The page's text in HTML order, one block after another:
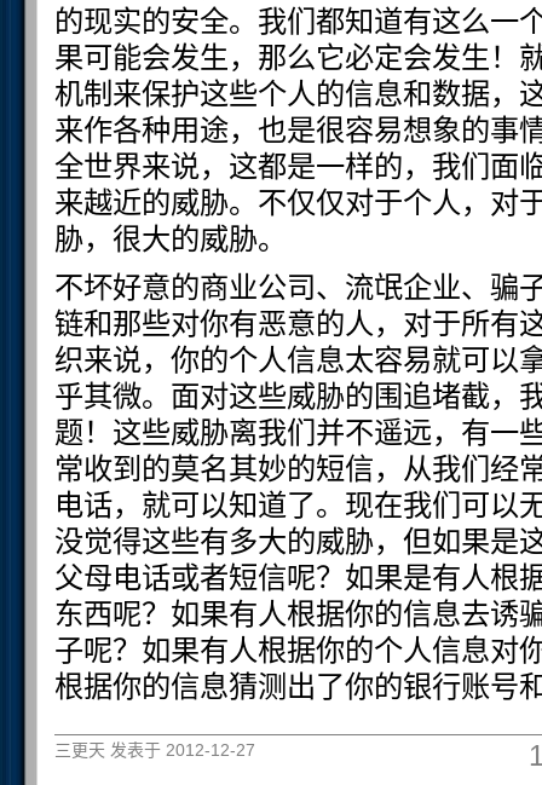
的现实的安全。我们都知道有这么一
果可能会发生，那么它必定会发生！
机制来保护这些个人的信息和数据，
来作各种用途，也是很容易想象的事
全世界来说，这都是一样的，我们面
来越近的威胁。不仅仅对于个人，对
胁，很大的威胁。
不坏好意的商业公司、流氓企业、骗
链和那些对你有恶意的人，对于所有
织来说，你的个人信息太容易就可以
乎其微。面对这些威胁的围追堵截，
题！这些威胁离我们并不遥远，有一
常收到的莫名其妙的短信，从我们经
电话，就可以知道了。现在我们可以
没觉得这些有多大的威胁，但如果是
父母电话或者短信呢？如果是有人根
东西呢？如果有人根据你的信息去诱
子呢？如果有人根据你的个人信息对
根据你的信息猜测出了你的银行账号
三更天 发表于 2012-12-27